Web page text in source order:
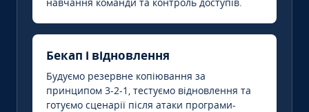
Бекап і відновлення
Будуємо резервне копіювання за
принципом 3-2-1, тестуємо відновлення та
готуємо сценарії після атаки програми-